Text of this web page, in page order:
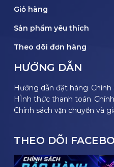
Giỏ hàng
Sản phẩm yêu thích
Theo dõi đơn hàng
HƯỚNG DẪN
Hướng dẫn đặt hàng Chính
HÌnh thức thanh toán
Chính sách vận chuyển và
THEO DÕI